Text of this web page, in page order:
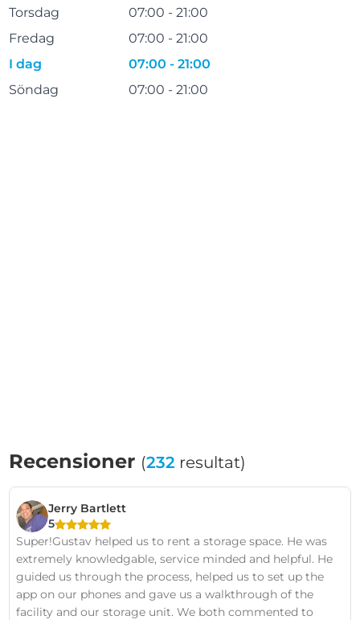
Torsdag
07:00 - 21:00
Fredag
07:00 - 21:00
I dag
07:00 - 21:00
Söndag
07:00 - 21:00
Recensioner (232 resultat)
Jerry Bartlett
5
Super!Gustav helped us to rent a storage space. He was
extremely knowledgable, service minded and helpful. He
guided us through the process, helped us to set up the
app on our phones and gave us a walkthrough of the
facility and our storage unit. We both commented to